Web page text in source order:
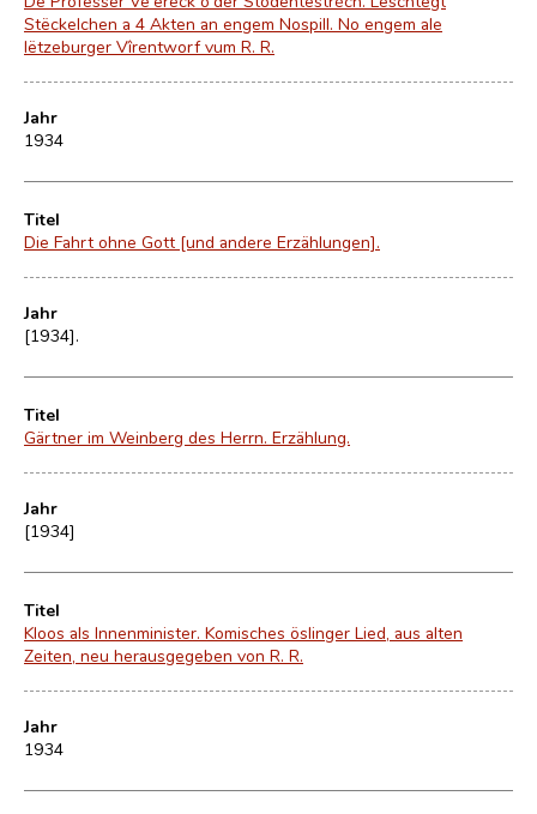
Stëckelchen a 4 Akten an engem Nospill. No engem ale
lëtzeburger Vîrentworf vum R. R.
Jahr
1934
Titel
Die Fahrt ohne Gott [und andere Erzählungen].
Jahr
[1934].
Titel
Gärtner im Weinberg des Herrn. Erzählung.
Jahr
[1934]
Titel
Kloos als Innenminister. Komisches öslinger Lied, aus alten
Zeiten, neu herausgegeben von R. R.
Jahr
1934